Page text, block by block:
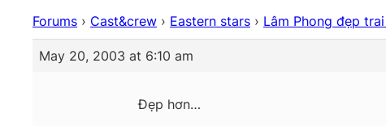
Forums › Cast&crew › Eastern stars › Lâm Phong đẹp
May 20, 2003 at 6:10 am
Đẹp hơn…